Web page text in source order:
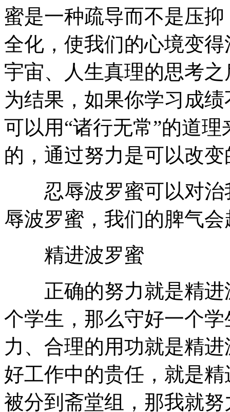
蜜是一种疏导而不是压
全化，使我们的心境变
宇宙、人生真理的思考
为结果，如果你学习成
可以用“诸行无常”的道
的，通过努力是可以改变
忍辱波罗蜜可以对治
辱波罗蜜，我们的脾气
精进波罗蜜
正确的努力就是精进
个学生，那么守好一个
力、合理的用功就是精
好工作中的贵任，就是
被分到斋堂组，那我就